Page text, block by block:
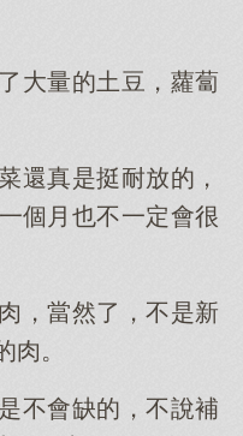
大量的土豆，蘿蔔
還真是挺耐放的，
個月也不一定會很
，當然了，不是新
肉。
不會缺的，不說補